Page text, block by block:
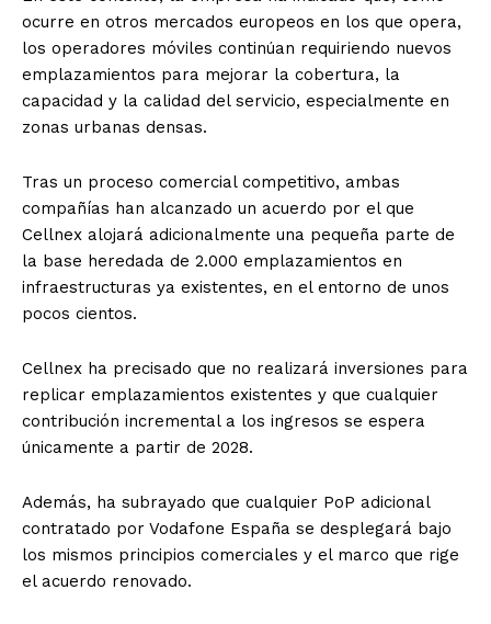
ocurre en otros mercados europeos en los que opera,
los operadores móviles continúan requiriendo nuevos
emplazamientos para mejorar la cobertura, la
capacidad y la calidad del servicio, especialmente en
zonas urbanas densas.
Tras un proceso comercial competitivo, ambas
compañías han alcanzado un acuerdo por el que
Cellnex alojará adicionalmente una pequeña parte de
la base heredada de 2.000 emplazamientos en
infraestructuras ya existentes, en el entorno de unos
pocos cientos.
Cellnex ha precisado que no realizará inversiones para
replicar emplazamientos existentes y que cualquier
contribución incremental a los ingresos se espera
únicamente a partir de 2028.
Además, ha subrayado que cualquier PoP adicional
contratado por Vodafone España se desplegará bajo
los mismos principios comerciales y el marco que rige
el acuerdo renovado.